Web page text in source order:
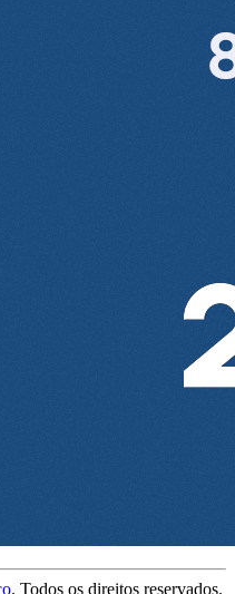
. Todos os direitos reservados.